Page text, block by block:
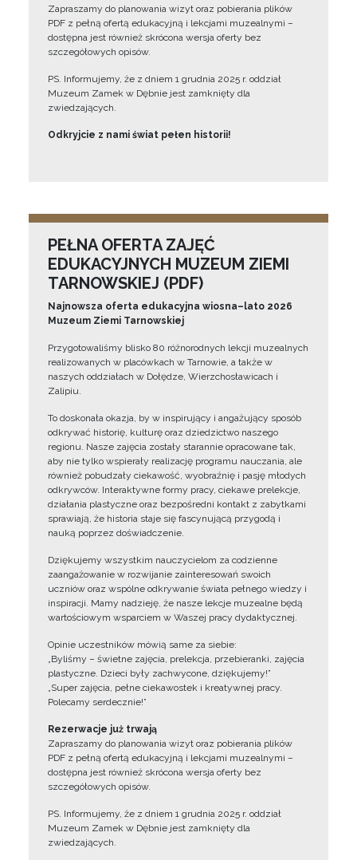
Zapraszamy do planowania wizyt oraz pobierania plików
PDF z pełną ofertą edukacyjną i lekcjami muzealnymi –
dostępna jest również skrócona wersja oferty bez
szczegółowych opisów.
PS. Informujemy, że z dniem 1 grudnia 2025 r. oddział
Muzeum Zamek w Dębnie jest zamknięty dla
zwiedzających.
Odkryjcie z nami świat pełen historii!
PEŁNA OFERTA ZAJĘĆ
EDUKACYJNYCH MUZEUM ZIEMI
TARNOWSKIEJ (PDF)
Najnowsza oferta edukacyjna wiosna–lato 2026
Muzeum Ziemi Tarnowskiej
Przygotowaliśmy blisko 80 różnorodnych lekcji muzealnych
realizowanych w placówkach w Tarnowie, a także w
naszych oddziałach w Dołędze, Wierzchosławicach i
Zalipiu.
To doskonała okazja, by w inspirujący i angażujący sposób
odkrywać historię, kulturę oraz dziedzictwo naszego
regionu. Nasze zajęcia zostały starannie opracowane tak,
aby nie tylko wspierały realizację programu nauczania, ale
również pobudzały ciekawość, wyobraźnię i pasję młodych
odkrywców. Interaktywne formy pracy, ciekawe prelekcje,
działania plastyczne oraz bezpośredni kontakt z zabytkami
sprawiają, że historia staje się fascynującą przygodą i
nauką poprzez doświadczenie.
Dziękujemy wszystkim nauczycielom za codzienne
zaangażowanie w rozwijanie zainteresowań swoich
uczniów oraz wspólne odkrywanie świata pełnego wiedzy i
inspiracji. Mamy nadzieję, że nasze lekcje muzealne będą
wartościowym wsparciem w Waszej pracy dydaktycznej.
Opinie uczestników mówią same za siebie:
„Byliśmy – świetne zajęcia, prelekcja, przebieranki, zajęcia
plastyczne. Dzieci były zachwycone, dziękujemy!”
„Super zajęcia, pełne ciekawostek i kreatywnej pracy.
Polecamy serdecznie!”
Rezerwacje już trwają
Zapraszamy do planowania wizyt oraz pobierania plików
PDF z pełną ofertą edukacyjną i lekcjami muzealnymi –
dostępna jest również skrócona wersja oferty bez
szczegółowych opisów.
PS. Informujemy, że z dniem 1 grudnia 2025 r. oddział
Muzeum Zamek w Dębnie jest zamknięty dla
zwiedzających.